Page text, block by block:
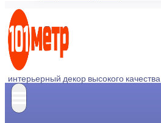
интерьерный декор высокого качества